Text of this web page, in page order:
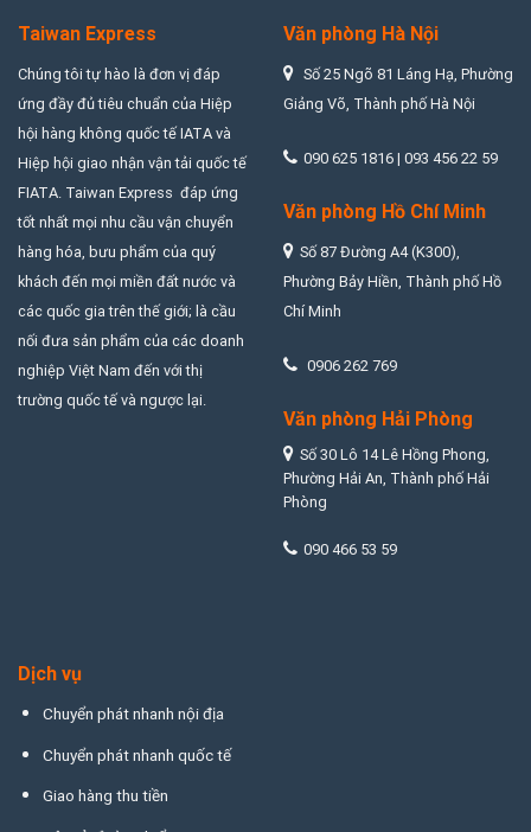
Taiwan Express
Chúng tôi tự hào là đơn vị đáp
ứng đầy đủ tiêu chuẩn của Hiệp
hội hàng không quốc tế IATA và
Hiệp hội giao nhận vận tải quốc tế
FIATA. Taiwan Express đáp ứng
tốt nhất mọi nhu cầu vận chuyển
hàng hóa, bưu phẩm của quý
khách đến mọi miền đất nước và
các quốc gia trên thế giới; là cầu
nối đưa sản phẩm của các doanh
nghiệp Việt Nam đến với thị
trường quốc tế và ngược lại.
Văn phòng Hà Nội
Số 25 Ngõ 81 Láng Hạ, Phường
Giảng Võ, Thành phố Hà Nội
090 625 1816 | 093 456 22 59
Văn phòng Hồ Chí Minh
Số 87 Đường A4 (K300),
Phường Bảy Hiền, Thành phố Hồ
Chí Minh
0906 262 769
Văn phòng Hải Phòng
Số 30 Lô 14 Lê Hồng Phong,
Phường Hải An, Thành phố Hải
Phòng
090 466 53 59
Dịch vụ
Chuyển phát nhanh nội địa
Chuyển phát nhanh quốc tế
Giao hàng thu tiền